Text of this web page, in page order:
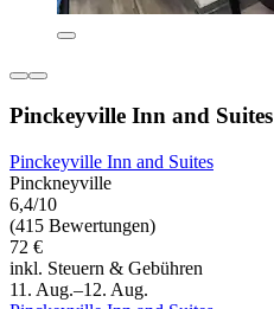
Pinckeyville Inn and Suites
Pinckeyville Inn and Suites
Pinckneyville
6,4/10
(415 Bewertungen)
72 €
inkl. Steuern & Gebühren
11. Aug.–12. Aug.